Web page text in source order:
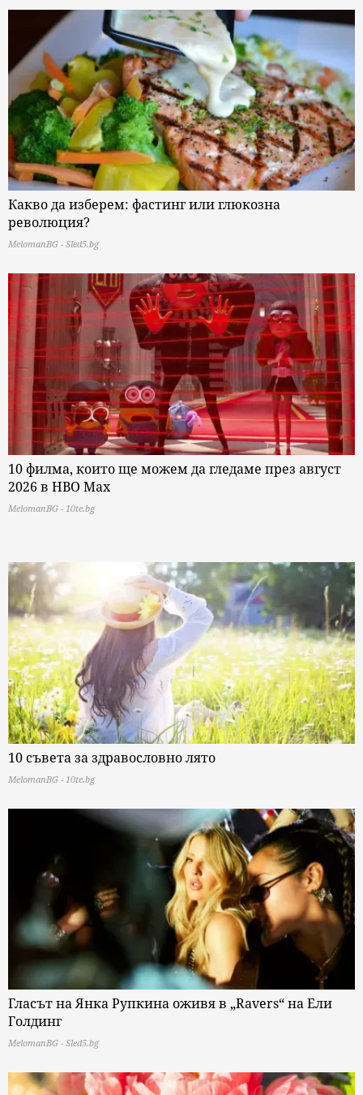
Какво да изберем: фастинг или глюкозна
революция?
MelomanBG - Sled5.bg
10 филма, които ще можем да гледаме през август
2026 в HBO Max
MelomanBG - 10te.bg
10 съвета за здравословно лято
MelomanBG - 10te.bg
Гласът на Янка Рупкина оживя в „Ravers“ на Ели
Голдинг
MelomanBG - Sled5.bg